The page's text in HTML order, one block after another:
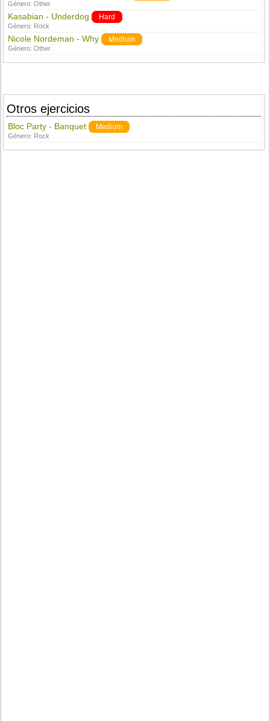
Género:Other
Kasabian - Underdog Hard
Género: Rock
Nicole Nordeman - Why Medium
Género:Other
Otros ejercicios
Bloc Party - Banquet Medium
Género: Rock